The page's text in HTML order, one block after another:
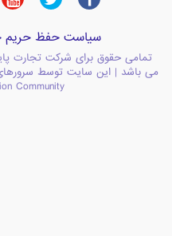
سیاست حفظ
تمامی حقوق برای شرکت تجارت
می باشد | این سایت توسط
Community